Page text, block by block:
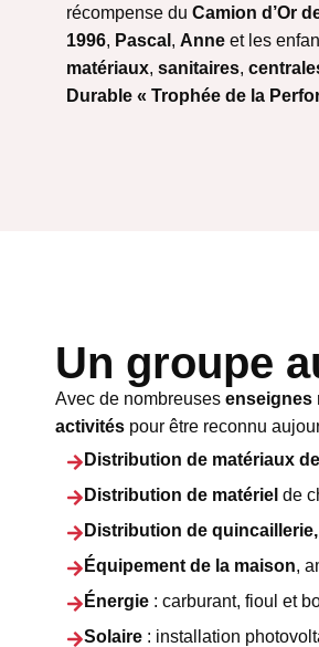
récompense du Camion d’Or
1996, Pascal , Anne et les
matériaux, sanitaires,
Durable « Trophée de la
Un groupe
Avec de nombreuses enseignes
activités pour être reconnu
Distribution de matériaux
Distribution de matériel de
Distribution de
Équipement de la maison,
Énergie : carburant, fioul et
Solaire : installation